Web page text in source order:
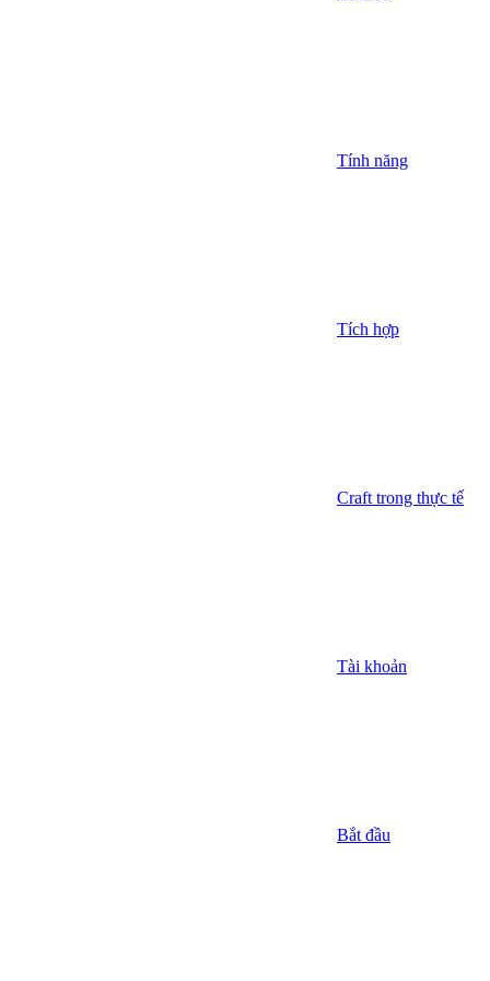
Tính năng
Tích hợp
Craft trong thực tế
Tài khoản
Bắt đầu